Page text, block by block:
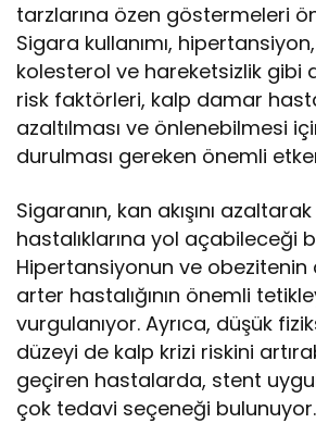
tarzlarına özen göstermeleri
Sigara kullanımı,
kolesterol ve hareketsizlik gibi
risk faktörleri, kalp damar
azaltılması ve önlenebilmesi
durulması gereken önemli
Sigaranın, kan akışını
hastalıklarına yol açabileceği
Hipertansiyonun ve obezitenin
arter hastalığının önemli
vurgulanıyor. Ayrıca, düşük
düzeyi de kalp krizi riskini
geçiren hastalarda, stent
çok tedavi seçeneği bulunuyor.